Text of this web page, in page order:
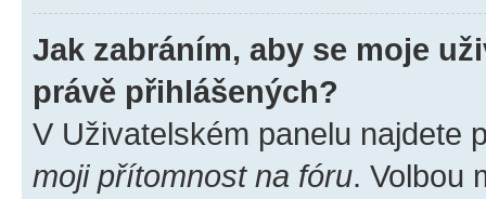
Jak zabráním, aby se moje
právě přihlášených?
V Uživatelském panelu najdete
moji přítomnost na fóru. Volbou